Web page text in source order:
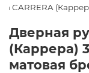
CARRERA
Дверная
(Каррера)
матовая